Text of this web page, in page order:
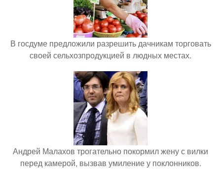
В госдуме предложили разрешить дачникам торговать
своей сельхозпродукцией в людных местах.
Андрей Малахов трогательно покормил жену с вилки
перед камерой, вызвав умиление у поклонников.